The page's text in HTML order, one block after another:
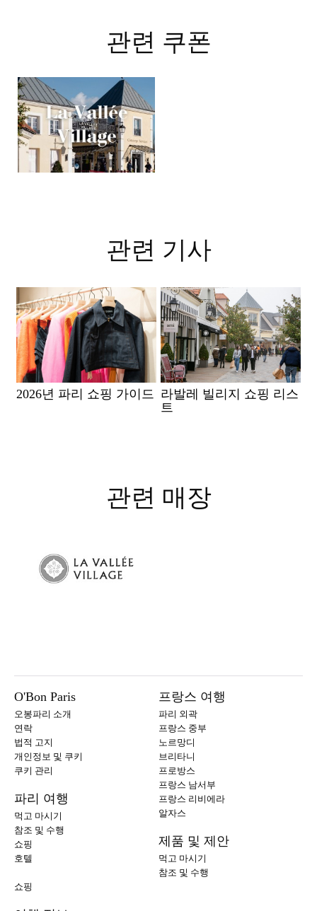
관련 쿠폰
관련 기사
2026년 파리 쇼핑 가이드
라발레 빌리지 쇼핑 리스
트
관련 매장
O'Bon Paris
오봉파리 소개
연락
법적 고지
개인정보 및 쿠키
쿠키 관리
파리 여행
먹고 마시기
참조 및 수행
쇼핑
호텔
프랑스 여행
파리 외곽
프랑스 중부
노르망디
브리타니
프로방스
프랑스 남서부
프랑스 리비에라
알자스
제품 및 제안
먹고 마시기
참조 및 수행
쇼핑